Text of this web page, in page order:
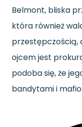
Belmont, bliska
która również
przestępczością,
ojcem jest
podoba się, że
bandytami i